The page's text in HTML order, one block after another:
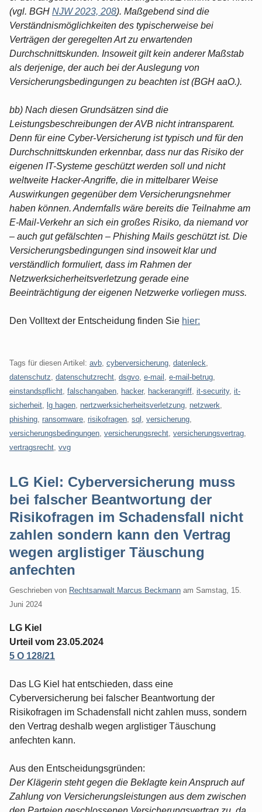
(vgl. BGH NJW 2023, 208). Maßgebend sind die
Verständnismöglichkeiten des typischerweise bei
Verträgen der geregelten Art zu erwartenden
Durchschnittskunden. Insoweit gilt kein anderer Maßstab
als derjenige, der auch bei der Auslegung von
Versicherungsbedingungen zu beachten ist (BGH aaO.).
bb) Nach diesen Grundsätzen sind die
Leistungsbeschreibungen der AVB nicht intransparent.
Denn für eine Cyber-Versicherung ist typisch und für den
Durchschnittskunden erkennbar, dass nur das Risiko der
eigenen IT-Systeme geschützt werden soll und nicht
weltweite Hacker-Angriffe, die in mittelbarer Weise
Auswirkungen gegenüber dem Versicherungsnehmer
haben können. Andernfalls wäre bereits die Teilnahme am
E-Mail-Verkehr an sich ein großes Risiko, da niemand vor
– auch gut gefälschten – Phishing Mails geschützt ist. Die
Versicherungsbedingungen sind insoweit klar und
verständlich formuliert, dass im Rahmen der
Netzwerksicherheitsverletzung gerade eine
Beeinträchtigung der eigenen Netzwerke vorliegen muss.
Den Volltext der Entscheidung finden Sie hier:
Tags für diesen Artikel: avb cyberversicherung datenleck
datenschutz datenschutzrecht dsgvo e-mail e-mail-betrug
einstandspflicht falschangaben hacker, hackerangriff it-security, it-
sicherheit
lg hagen nertzwerksicherheitsverletzung netzwerk
phishing ransomware risikofragen sql versicherung
versicherungsbedingungen versicherungsrecht versicherungsvertrag
vertragsrecht vvg
LG Kiel: Cyberversicherung muss
bei falscher Beantwortung der
Risikofragen im Schadensfall nicht
zahlen sondern kann den Vertrag
wegen arglistiger Täuschung
anfechten
Geschrieben von Rechtsanwalt Marcus Beckmann am Samstag, 15.
Juni 2024
LG Kiel
Urteil vom 23.05.2024
5 O 128/21
Das LG Kiel hat entschieden, dass eine
Cyberversicherung bei falscher Beantwortung der
Risikofragen im Schadensfall nicht zahlen muss, sondern
den Vertrag deshalb wegen arglistiger Täuschung
anfechten kann.
Aus den Entscheidungsgründen:
Der Klägerin steht gegen die Beklagte kein Anspruch auf
Zahlung von Versicherungsleistungen aus dem zwischen